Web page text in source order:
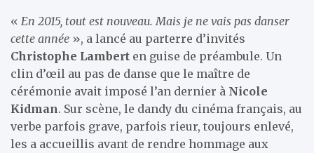
« En 2015, tout est nouveau. Mais je ne vais pas danser
cette année », a lancé au parterre d’invités
Christophe Lambert en guise de préambule. Un
clin d’œil au pas de danse que le maître de
cérémonie avait imposé l’an dernier à Nicole
Kidman. Sur scène, le dandy du cinéma français, au
verbe parfois grave, parfois rieur, toujours enlevé,
les a accueillis avant de rendre hommage aux